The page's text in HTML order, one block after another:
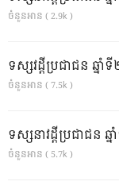
ចំនួនអាន ( 2.9k )
ទស្សវដ្តីប្រជាជន ឆ្
ចំនួនអាន ( 7.5k )
ទស្សនាវដ្ដីប្រជាជន
ចំនួនអាន ( 5.7k )